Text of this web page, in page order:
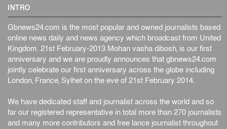
INTRO
Gbnews24.com is the most popular and owned journalists based
online news daily and news agency which broadcast from United
Kingdom. 21st February-2013 Mohan vasha dibosh, is our first
anniversary and we are proudly announces that gbnews24.com
jointly celebrate our first anniversary across the globe including
London, France, Sylhet on the eve of 21st February 2014.
We have dedicated staff and journalist across the world and so
far our registered representative in total more than 270 journalists
and many more contributors and free lance journalist throughout